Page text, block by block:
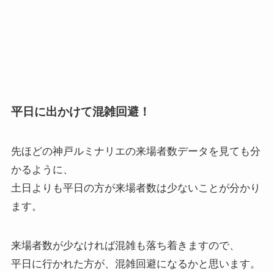
平日に出かけて混雑回避！
先ほどの神戸ルミナリエの来場者数データを見ても分
かるように、
土日よりも平日の方が来場者数は少ないことが分かり
ます。
来場者数が少なければ混雑も落ち着きますので、
平日に行かれた方が、混雑回避になるかと思います。